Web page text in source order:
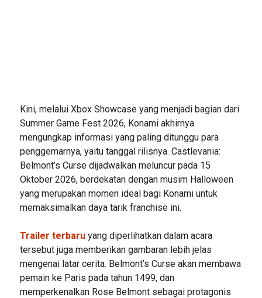
Kini, melalui Xbox Showcase yang menjadi bagian dari
Summer Game Fest 2026, Konami akhirnya
mengungkap informasi yang paling ditunggu para
penggemarnya, yaitu tanggal rilisnya. Castlevania:
Belmont’s Curse dijadwalkan meluncur pada 15
Oktober 2026, berdekatan dengan musim Halloween
yang merupakan momen ideal bagi Konami untuk
memaksimalkan daya tarik franchise ini.
Trailer terbaruyang diperlihatkan dalam acara
tersebut juga memberikan gambaran lebih jelas
mengenai latar cerita. Belmont’s Curse akan membawa
pemain ke Paris pada tahun 1499, dan
memperkenalkan Rose Belmont sebagai protagonis